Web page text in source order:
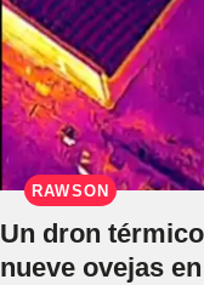
RAWSON
Un dron
nueve ovejas